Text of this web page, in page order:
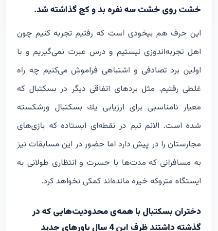
خشت روی خشت سه نفره بد و کج گذاشته شد.
این حرف هم بیخودی است که رفتیم تجربه کنیم چون
اهل تجربه‌اندوزی نیستیم و درس عبرت نمی‌گیریم و با
اولین برد تصادفی و اشتباهی فراموش می‌کنیم چه راه
غلطی رفتیم. مثل بردهای اتفاقی دیگر در بسکتبال که
معیار نامناسبی برای ارزیابی‌ يك بسکتبال ورشکسته
شده است. الانم تیم در نقطه‌ای ایستاده که بازی‌های
مجارستان را در پیش دارد اما حضور در این مسابقات نیز
به مسافرانی که مدت‌ها با حسرت و انتظاری طولانی به
ایستگاه متروکه خیره مانده‌اند کمکی نخواهد کرد.
دختران بسکتبال با همه‌ی محدودیت‌هایی که در
گذشته داشتند ظرف این 4 سال باورهای جدید